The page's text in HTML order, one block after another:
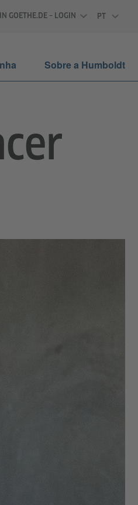
GOETHE.DE – LOGIN
PT
Sobre a Humboldt